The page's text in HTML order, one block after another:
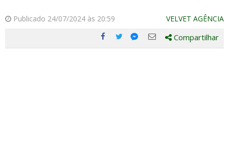
Publicado 24/07/2024 às 20:59 VELVET AGÊNCIA
Compartilhe
Compartilhe
Compartilhe
Compartilhe
Compartilhar